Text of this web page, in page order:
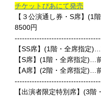
チケットぴあにて発売
【３公演通し券・S席】(1
8500円
【SS席】(1階・全席指定
【S席】(1階・全席指定)…
【A席】(2階・全席指定)…
【出演者限定特別席】(3